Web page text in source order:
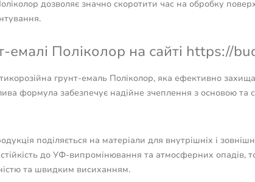
дозволяє значно скоротити час на обробку
емалі Поліколор на сайті https://
грунт-емаль Поліколор, яка ефективно
формула забезпечує надійне зчеплення з основою та
поділяється на матеріали для внутрішніх і
до УФ-випромінювання та атмосферних опадів,
та швидким висиханням.